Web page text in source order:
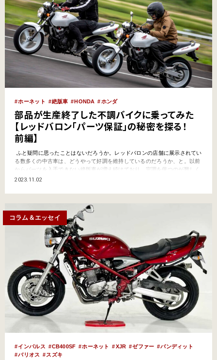
ホーネット 絶版車 HONDA ホンダ
部品が生産終了した不調バイクに乗ってみた
【レッドバロン「パーツ保証」の秘密を探る！
前編】
ふと疑問に思ったことはないだろうか。レッドバロンの店舗に展示されてい
る数多くの中古車は、どうやって好調を維持しているのだろうか、と。以前
からパーツを入手できない絶版車が増え続けており、完調を保つのが難しく
なっている。また、走行に関わる機能部品が終了していると、乗り続ること
れているのか･･････？ レッドバロンによる"絶版車を…
2023.11.02
コラム＆エッセイ
インパルス CB400SF ホーネット XJR ゼファー
バンディット
バリオス
スズキ